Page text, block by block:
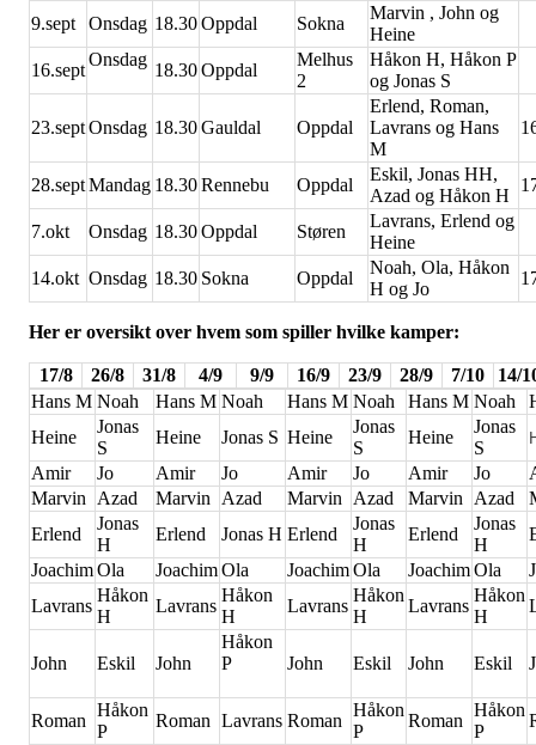
9.sept Onsdag 18.30Oppdal Sokna
Marvin , John og
Heine
16.sept
Onsdag
18.30Oppdal
Melhus
2
Håkon H, Håkon P
og Jonas S
23.septOnsdag 18.30Gauldal Oppdal
Erlend, Roman,
Lavrans og Hans
M
28.septMandag 18.30Rennebu Oppdal
Eskil, Jonas HH,
Azad og Håkon H
7.okt Onsdag 18.30Oppdal Støren
Lavrans, Erlend og
Heine
14.okt Onsdag 18.30 Sokna Oppdal
Noah, Ola, Håkon
H og Jo
Her er oversikt over hvem som spiller hvilke kamper:
17/8 26/8 31/8 4/9 9/9 16/9 23/9 28/9 7/10
14/
Hans M Noah Hans M Noah Hans M Noah Hans M Noah
Heine
Jonas
S
Heine Jonas S Heine
Jonas
S
Heine
Jonas
S
Amir Jo Amir Jo Amir Jo Amir Jo
Marvin
Azad Marvin Azad Marvin Azad Marvin Azad
Erlend
Jonas
H
Erlend Jonas H Erlend
Jonas
H
Erlend
Jonas
H
JoachimOla JoachimOla JoachimOla JoachimOla
Lavrans
Håkon
H
Lavrans
Håkon
H
Lavrans
Håkon
H
Lavrans
Håkon
H
John Eskil John
Håkon
P
John Eskil John Eskil
Roman
Håkon
P
Roman Lavrans Roman
Håkon
P
Roman
Håkon
P